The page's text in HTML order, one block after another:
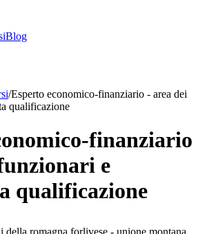
Blog
/Esperto economico-finanziario - area dei
qualificazione
finanziario
e
qualificazione
della romagna forlivese - unione montana